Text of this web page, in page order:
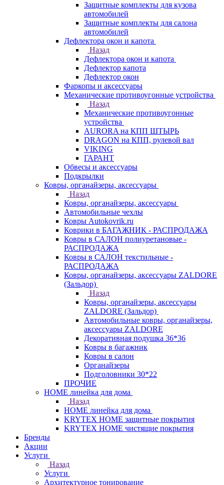
Защитные комплекты для кузова
автомобилей
Защитные комплекты для салона
автомобилей
Дефлектора окон и капота
Назад
Дефлектора окон и капота
Дефлектор капота
Дефлектор окон
Фаркопы и аксессуары
Механические противоугонные устройства
Назад
Механические противоугонные
устройства
AURORA на КПП ШТЫРЬ
DRAGON на КПП, рулевой вал
VIKING
ГАРАНТ
Обвесы и аксессуары
Подкрылки
Ковры, органайзеры, аксессуары
Назад
Ковры, органайзеры, аксессуары
Автомобильные чехлы
Ковры Autokovrik.ru
Коврики в БАГАЖНИК - РАСПРОДАЖА
Ковры в САЛОН полиуретановые -
РАСПРОДАЖА
Ковры в САЛОН текстильные -
РАСПРОДАЖА
Ковры, органайзеры, аксессуары ZALDORE
(Зальдор)
Назад
Ковры, органайзеры, аксессуары
ZALDORE (Зальдор)
Автомобильные ковры, органайзеры,
аксессуары ZALDORE
Декоративная подушка 36*36
Ковры в багажник
Ковры в салон
Органайзеры
Подголовники 30*22
ПРОЧИЕ
HOME линейка для дома
Назад
HOME линейка для дома
KRYTEX HOME защитные покрытия
KRYTEX HOME чистящие покрытия
Бренды
Акции
Услуги
Назад
Услуги
Архитектурное тонирование